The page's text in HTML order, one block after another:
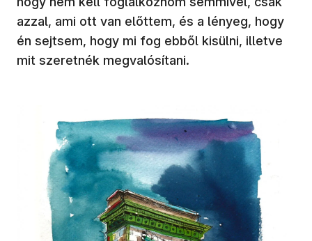
azzal, ami ott van előttem, és a lényeg, hogy
én sejtsem, hogy mi fog ebből kisülni, illetve
mit szeretnék megvalósítani.